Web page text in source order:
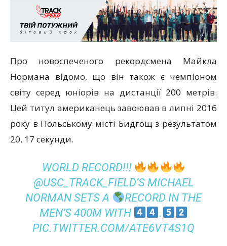
Про новоспеченого рекордсмена Майкла
Нормана відомо, що він також є чемпіоном
світу серед юніорів на дистанції 200 метрів.
Цей титул американець завоював в липні 2016
року в Польському місті Бидгощ з результатом
20, 17 секунди.
WORLD RECORD!!!
@USC_TRACK_FIELD‘S MICHAEL
NORMAN SETS A
RECORD IN THE
MEN’S 400M WITH
.
PIC.TWITTER.COM/ATE6VT4S1Q